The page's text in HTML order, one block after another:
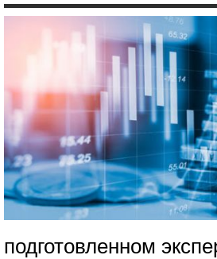
подготовленном